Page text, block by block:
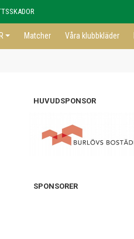
Matcher Våra klubbkläder
HUVUDSPONSOR
SPONSORER